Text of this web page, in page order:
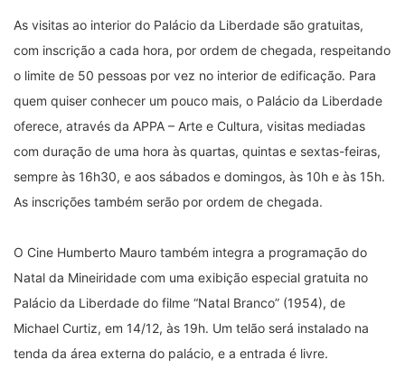
As visitas ao interior do Palácio da Liberdade são gratuitas,
com inscrição a cada hora, por ordem de chegada, respeitando
o limite de 50 pessoas por vez no interior de edificação. Para
quem quiser conhecer um pouco mais, o Palácio da Liberdade
oferece, através da APPA – Arte e Cultura, visitas mediadas
com duração de uma hora às quartas, quintas e sextas-feiras,
sempre às 16h30, e aos sábados e domingos, às 10h e às 15h.
As inscrições também serão por ordem de chegada.
O Cine Humberto Mauro também integra a programação do
Natal da Mineiridade com uma exibição especial gratuita no
Palácio da Liberdade do filme “Natal Branco” (1954), de
Michael Curtiz, em 14/12, às 19h. Um telão será instalado na
tenda da área externa do palácio, e a entrada é livre.